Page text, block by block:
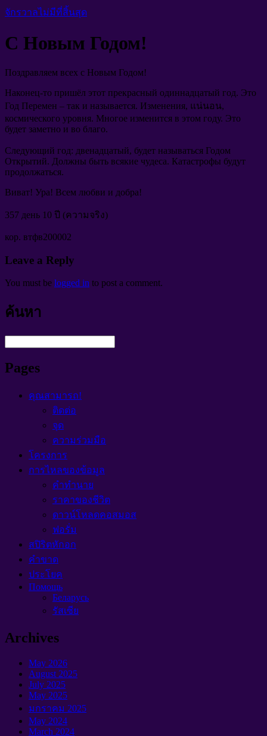
จักรวาลไม่มีที่สิ้นสุด
С Новым Годом!
Поздравляем всех с Новым Годом!
Наконец-то пришёл этот прекрасный одиннадцатый год. Это
Год Перемен – так и называется. Изменения, แน่นอน,
космического уровня. Многое изменится в этом году. Это
будет заметно и во благо.
Следующий год: двенадцатый, будет называться Годом
Открытий. Должны быть всякие чудеса. Катастрофы будут
продолжаться.
Виват! Ура! Всем любви и добра!
357 день 10 ปี (ความจริง)
кор. втфв200002
Leave a Reply
You must be logged in to post a comment.
ค้นหา
Pages
คุณสามารถ!
ติดต่อ
จุด
ความร่วมมือ
โครงการ
การไหลของข้อมูล
คำทำนาย
ราคาของชีวิต
ดาวน์โหลดคอสมอส
ฟอรั่ม
สปิริตหักอก
คำขาด
ประโยค
Помощь
Беларусь
รัสเซีย
Archives
May 2026
August 2025
July 2025
May 2025
มกราคม 2025
May 2024
March 2024